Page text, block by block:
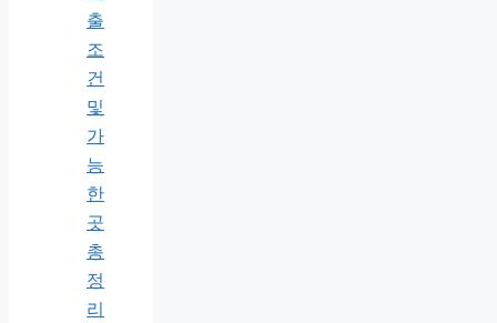
출
조
건
및
가
능
한
곳
총
정
리